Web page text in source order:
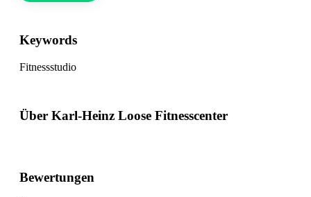
Keywords
Fitnessstudio
Über Karl-Heinz Loose Fitnesscenter
Bewertungen